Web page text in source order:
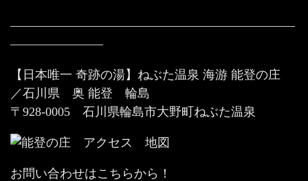
———————————————————————
———————–
【日本唯一 奇跡の湯】ねぶた温泉 海游 能登の庄
／石川県 奥 能登 輪島
〒928-0005 石川県輪島市大野町ねぶた温泉
お問い合わせはこちらから！